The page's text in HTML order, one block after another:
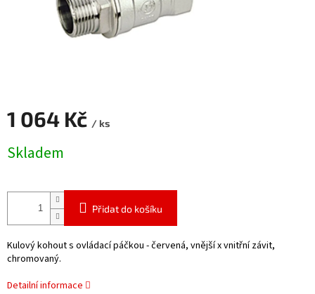
1 064 Kč / ks
cena:
Skladem
Přidat do košíku
Kulový kohout s ovládací páčkou - červená, vnější x vnitřní závit,
chromovaný.
Detailní informace